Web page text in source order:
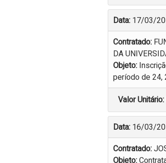
Data: 17/03/
Contratado:
DA
Objeto:
período de 24,
Valor Unitário:
Data: 16/03/
Contratado:
Objeto: